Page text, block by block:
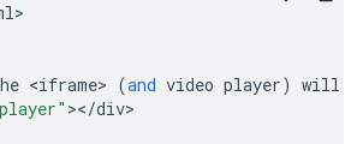
>
<iframe> (and video player) will
></div>